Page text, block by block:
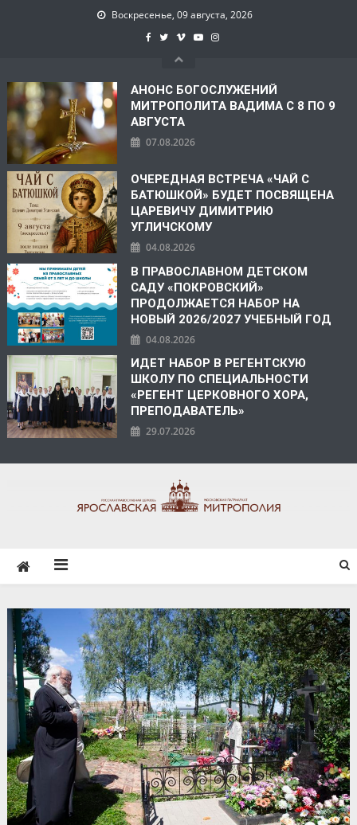
Воскресенье, 09 августа, 2026
АНОНС БОГОСЛУЖЕНИЙ
МИТРОПОЛИТА ВАДИМА С 8 ПО 9
АВГУСТА
07.08.2026
ОЧЕРЕДНАЯ ВСТРЕЧА «ЧАЙ С
БАТЮШКОЙ» БУДЕТ ПОСВЯЩЕНА
ЦАРЕВИЧУ ДИМИТРИЮ
УГЛИЧСКОМУ
04.08.2026
В ПРАВОСЛАВНОМ ДЕТСКОМ
САДУ «ПОКРОВСКИЙ»
ПРОДОЛЖАЕТСЯ НАБОР НА
НОВЫЙ 2026/2027 УЧЕБНЫЙ ГОД
04.08.2026
ИДЕТ НАБОР В РЕГЕНТСКУЮ
ШКОЛУ ПО СПЕЦИАЛЬНОСТИ
«РЕГЕНТ ЦЕРКОВНОГО ХОРА,
ПРЕПОДАВАТЕЛЬ»
29.07.2026